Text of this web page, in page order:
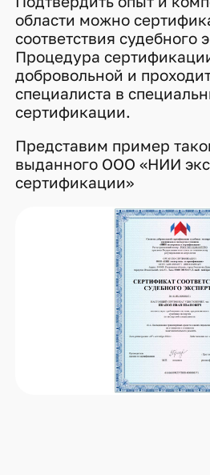
области можно
соответствия судебного
Процедура
добровольной и
специалиста в
сертификации.
Представим пример
выданного ООО «НИИ
сертификации»